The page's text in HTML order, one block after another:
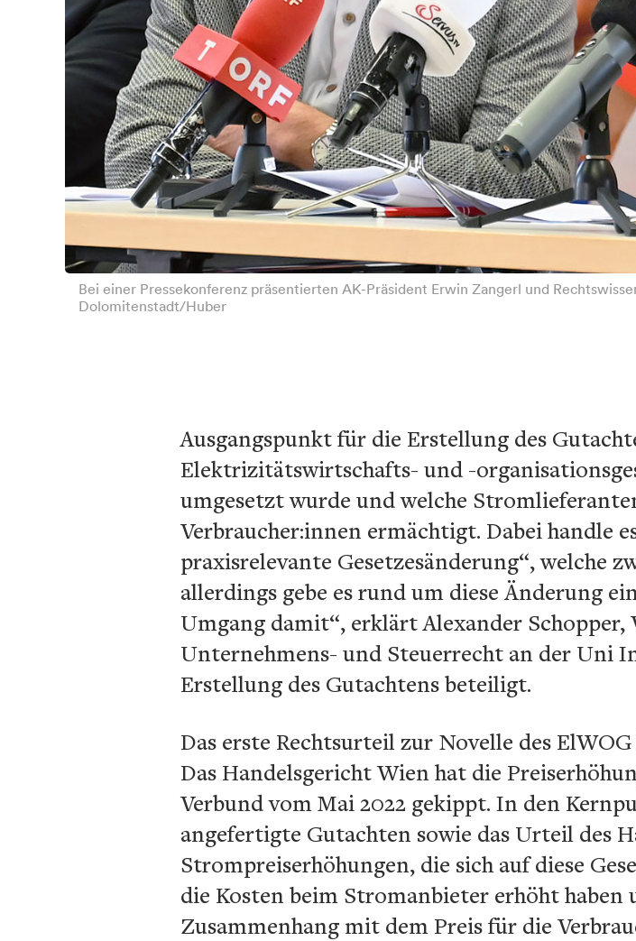
Bei einer Pressekonferenz präsentierten AK-Präsident Erwin Zangerl und
Dolomitenstadt/Huber
Ausgangspunkt für die Erstellung des
Elektrizitätswirtschafts- und -
umgesetzt wurde und welche
Verbraucher:innen ermächtigt. Dabei handle
praxisrelevante Gesetzesänderung“, welche
allerdings gebe es rund um diese Änderung
Umgang damit“, erklärt Alexander
Unternehmens- und Steuerrecht an der Uni
Erstellung des Gutachtens beteiligt.
Das erste Rechtsurteil zur Novelle des
Das Handelsgericht Wien hat die
Verbund vom Mai 2022 gekippt. In den
angefertigte Gutachten sowie das Urteil des
Strompreiserhöhungen, die sich auf diese
die Kosten beim Stromanbieter erhöht haben
Zusammenhang mit dem Preis für die